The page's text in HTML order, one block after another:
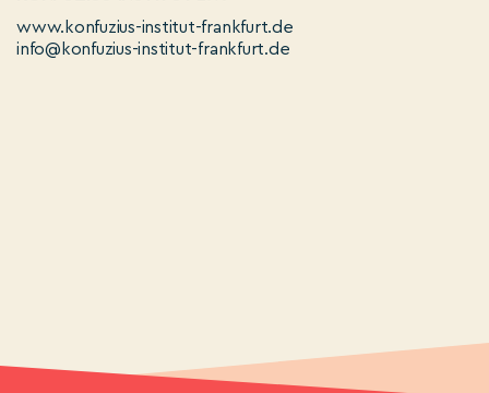
www.konfuzius-institut-frankfurt.de
info@konfuzius-institut-frankfurt.de